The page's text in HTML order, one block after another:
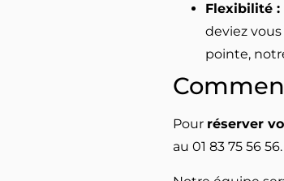
Flexibilité :
deviez
pointe,
Pour réserver
au 01 83 75 56 56.